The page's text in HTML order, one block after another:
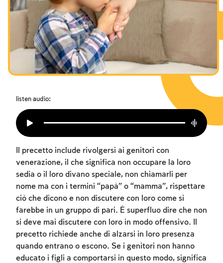
I digiuni commemorativi della distruzione del Tempio
Hanukkah
Purìm
listen audio:
Il precetto include rivolgersi ai genitori con
venerazione, il che significa non occupare la loro
sedia o il loro divano speciale, non chiamarli per
nome ma con i termini “papà” o “mamma”, rispettare
ciò che dicono e non discutere con loro come si
farebbe in un gruppo di pari. È superfluo dire che non
si deve mai discutere con loro in modo offensivo. Il
precetto richiede anche di alzarsi in loro presenza
quando entrano o escono. Se i genitori non hanno
educato i figli a comportarsi in questo modo, significa